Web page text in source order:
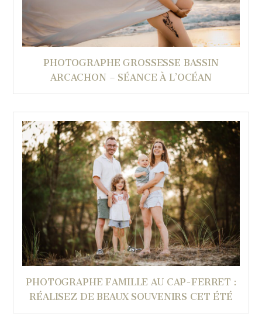
PHOTOGRAPHE GROSSESSE BASSIN
ARCACHON – SÉANCE À L’OCÉAN
PHOTOGRAPHE FAMILLE AU CAP-FERRET :
RÉALISEZ DE BEAUX SOUVENIRS CET ÉTÉ